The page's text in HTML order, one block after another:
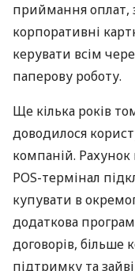
приймання оплат,
корпоративні
керувати всім
паперову роботу.
Ще кілька років
доводилося
компаній.
POS-термінал
купувати в
додаткова
договорів, більше
підтримку та